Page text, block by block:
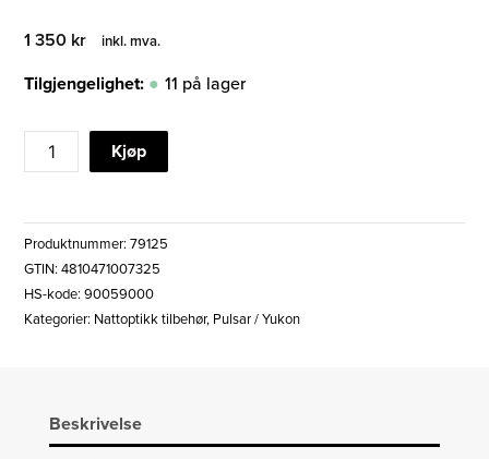
1 350 kr inkl. mva.
Tilgjengelighet: 11 på lager
PULSAR
DN
COVER
RING
ADAPTER
STEEL
antall
Kjøp
Produktnummer:79125
GTIN: 4810471007325
HS-kode: 90059000
Kategorier: Nattoptikk tilbehør, Pulsar / Yukon
Beskrivelse